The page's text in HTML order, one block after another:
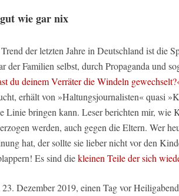
wie gar nix
der letzten Jahre in Deutschland ist die
der Familien selbst, durch Propaganda und
du deinem Verräter die Windeln
erhält von »Haltungsjournalisten« quasi
Linie bringen kann. Leser berichten mir, wie
werden, auch gegen die Eltern. Wer
hat, der sollte sie lieber nicht vor den
Es sind diekleinen Teile der sich
Dezember 2019, einen Tag vor